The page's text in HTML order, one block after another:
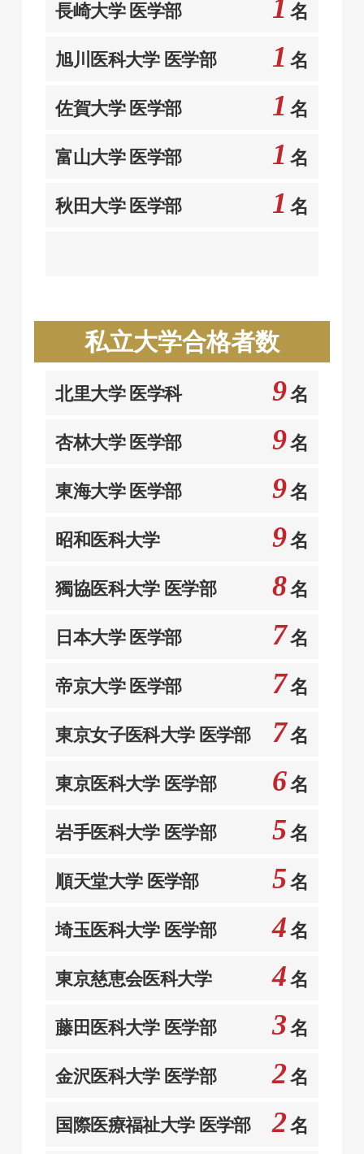
長崎大学 医学部 1 名
旭川医科大学 医学部 1 名
佐賀大学 医学部 1 名
富山大学 医学部 1 名
秋田大学 医学部 1 名
私立大学合格者数
北里大学 医学科 9名
杏林大学 医学部 9名
東海大学 医学部 9名
昭和医科大学 9名
獨協医科大学 医学部 8名
日本大学 医学部 7名
帝京大学 医学部 7名
東京女子医科大学 医学部 7名
東京医科大学 医学部 6名
岩手医科大学 医学部 5 名
順天堂大学 医学部 5 名
埼玉医科大学 医学部 4 名
東京慈恵会医科大学 4 名
藤田医科大学 医学部 3 名
金沢医科大学 医学部 2名
国際医療福祉大学 医学部 2名